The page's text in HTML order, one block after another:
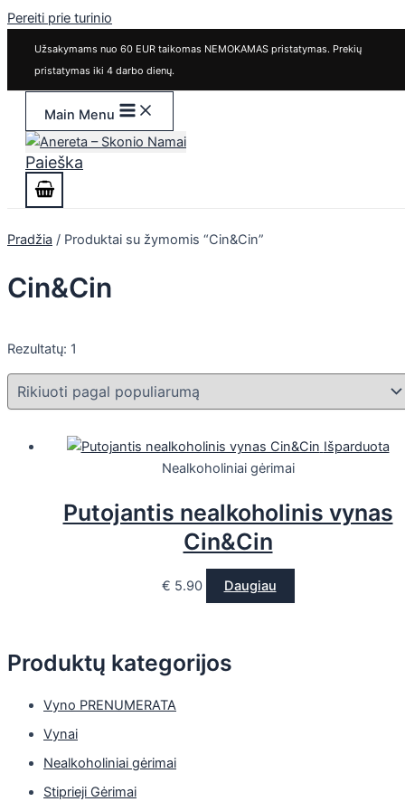
Pereiti prie turinio
Užsakymams nuo 60 EUR taikomas NEMOKAMAS pristatymas. Prekių
pristatymas iki 4 darbo dienų.
Main Menu
Paieška
Produktų kategorijos
Vyno PRENUMERATA
Vynai
Nealkoholiniai gėrimai
Stiprieji Gėrimai
Pradžia / Produktai su žymomis “Cin&Cin”
Cin&Cin
Rezultatų: 1
Išparduota
Nealkoholiniai gėrimai
Putojantis nealkoholinis vynas
Cin&Cin
€ 5.90 Daugiau